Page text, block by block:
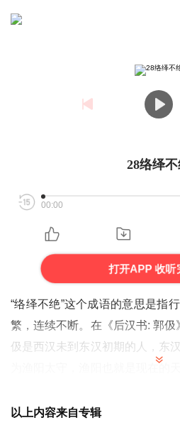
28络绎
00:00
打开APP 收听
“络绎不绝”这个成语的意思是指
繁，连续不断。在《后汉书: 郭
伋是西汉未到东汉初期的人，东
盗贼充斥。郭伋上任后，信赏必
以上内容来自专辑